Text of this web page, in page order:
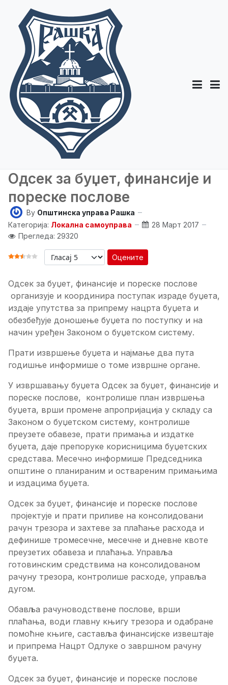
Одсек за буџет, финансије и
пореске послове
By Општинска управа Рашка
Категорија: Локална самоуправа
28 Март 2017
Прегледа: 29320
ОЦЕНА КОРИСНИКА: 2.5
Оцените
Одсек за буџет, финансије и пореске послове
организује и координира поступак израде буџета,
издаје упутства за припрему нацрта буџета и
обезбеђује доношење буџета по поступку и на
начин уређен Законом о буџетском систему.
Прати извршење буџета и најмање два пута
годишње информише о томе извршне органе.
У извршавању буџета Одсек за буџет, финансије и
пореске послове, контролише план извршења
буџета, врши промене апропријација у складу са
Законом о буџетском систему, контролише
преузете обавезе, прати примања и издатке
буџета, даје препоруке корисницима буџетских
средстава. Месечно информише Председника
општине о планираним и оствареним примањима
и издацима буџета.
Одсек за буџет, финансије и пореске послове
пројектује и прати приливе на консолидовани
рачун трезора и захтеве за плаћање расхода и
дефинише тромесечне, месечне и дневне квоте
преузетих обавеза и плаћања. Управља
готовинским средствима на консолидованом
рачуну трезора, контролише расходе, управља
дугом.
Обавља рачуноводствене послове, врши
плаћања, води главну књигу трезора и одабране
помоћне књиге, саставља финансијске извештаје
и припрема Нацрт Одлуке о завршном рачуну
буџета.
Одсек за буџет, финансије и пореске послове